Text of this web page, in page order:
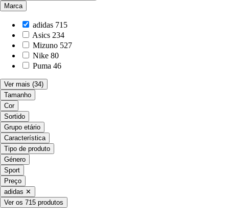
Marca
adidas 715
Asics 234
Mizuno 527
Nike 80
Puma 46
Ver mais (34)
Tamanho
Cor
Sortido
Grupo etário
Característica
Tipo de produto
Género
Sport
Preço
adidas ✕
Ver os 715 produtos